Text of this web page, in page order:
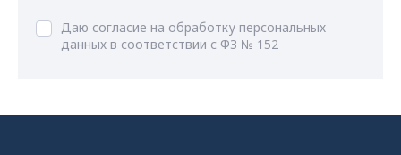
Даю согласие на обработку персональных
данных в соответствии с ФЗ № 152